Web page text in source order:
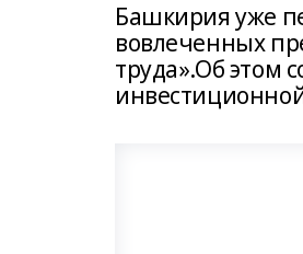
Башкирия уже
вовлеченных
труда».Об этом